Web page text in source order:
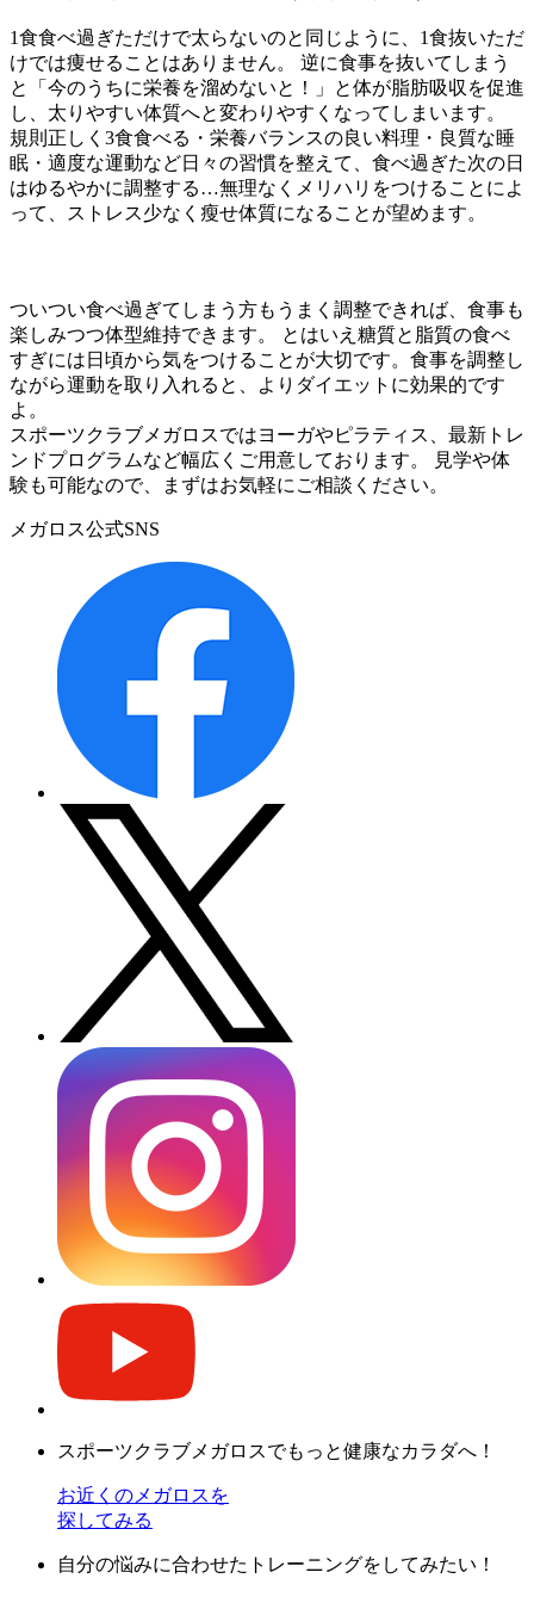
1食食べ過ぎただけで太らないのと同じように、1食抜いただ
けでは痩せることはありません。 逆に食事を抜いてしまう
と「今のうちに栄養を溜めないと！」と体が脂肪吸収を促進
し、太りやすい体質へと変わりやすくなってしまいます。
規則正しく3食食べる・栄養バランスの良い料理・良質な睡
眠・適度な運動など日々の習慣を整えて、食べ過ぎた次の日
はゆるやかに調整する…無理なくメリハリをつけることによ
って、ストレス少なく瘦せ体質になることが望めます。
ついつい食べ過ぎてしまう方もうまく調整できれば、食事も
楽しみつつ体型維持できます。 とはいえ糖質と脂質の食べ
すぎには日頃から気をつけることが大切です。食事を調整し
ながら運動を取り入れると、よりダイエットに効果的です
よ。
スポーツクラブメガロスではヨーガやピラティス、最新トレ
ンドプログラムなど幅広くご用意しております。 見学や体
験も可能なので、まずはお気軽にご相談ください。
メガロス公式SNS
スポーツクラブメガロスでもっと健康なカラダへ！
お近くのメガロスを
探してみる
自分の悩みに合わせたトレーニングをしてみたい！